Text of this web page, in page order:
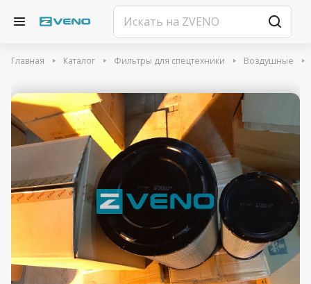
Главная Каталог Фильтры для спецтехники Воздушные